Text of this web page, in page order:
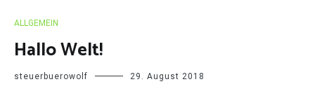
ALLGEMEIN
Hallo Welt!
steuerbuerowolf 29. August 2018